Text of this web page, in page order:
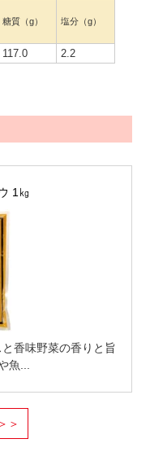
糖質（g） 塩分（g）
117.0 2.2
1㎏
香味野菜の香りと旨
魚...
＞